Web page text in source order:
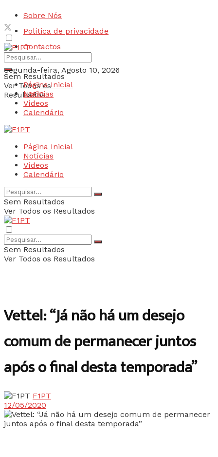
Sobre Nós
Política de privacidade
Contactos
Segunda-feira, Agosto 10, 2026
Login
Sem Resultados
Ver Todos os
Resultados
Página Inicial
Notícias
Vídeos
Calendário
Página Inicial
Notícias
Vídeos
Calendário
Sem Resultados
Ver Todos os Resultados
Sem Resultados
Ver Todos os Resultados
Vettel: “Já não há um desejo
comum de permanecer juntos
após o final desta temporada”
F1PT
12/05/2020